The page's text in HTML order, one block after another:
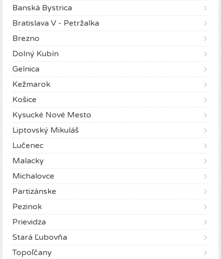
Banská Bystrica
Bratislava V - Petržalka
Brezno
Dolný Kubín
Gelnica
Kežmarok
Košice
Kysucké Nové Mesto
Liptovský Mikuláš
Lučenec
Malacky
Michalovce
Partizánske
Pezinok
Prievidza
Stará Ľubovňa
Topoľčany